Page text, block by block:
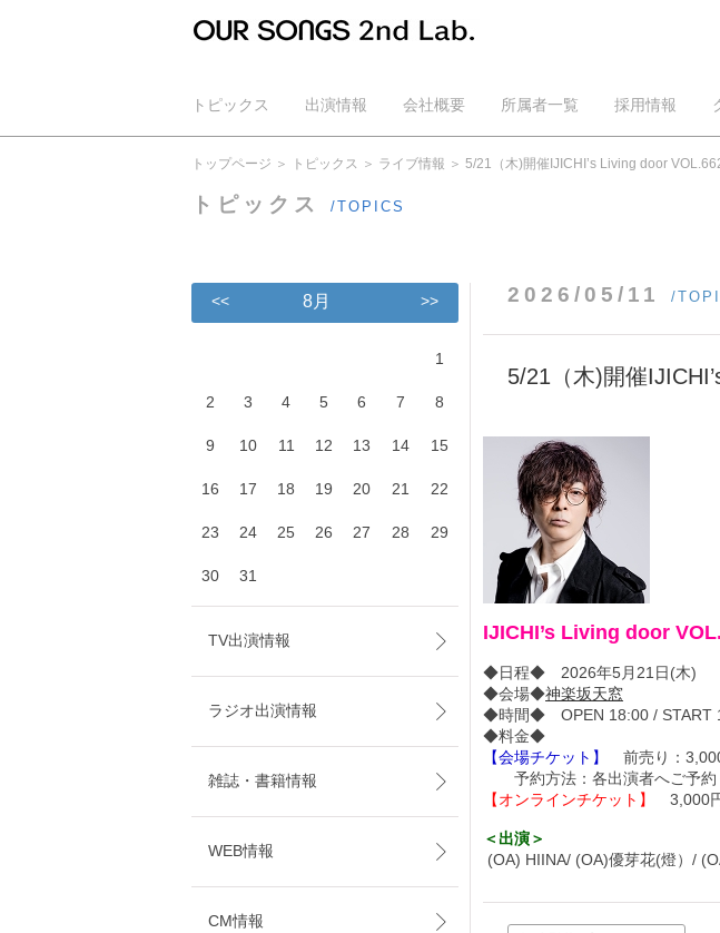
トピックス 出演情報 会社概要 所属者一覧 採用情報
公式YouTube
トップページ トピックス ライブ情報 5/21（木)開催IJICHI’s Living door
トピックス /TOPICS
2026/05/11 /
5/21（木)開催
IJICHI’s Living door
◆日程◆ 2026年5月21日(木)
◆会場◆神楽坂天窓
◆時間◆ OPEN 18:00 / START
◆料金◆
【会場チケット】
前売り：
予約方法：各出演者へご予約
【オンラインチケット】
3,000
＜出演＞
(OA) HIINA/ (OA)優芽花(燈）/
<< 8月 >>
1
2 3 4 5 6 7 8
9 10 11 12 13 14 15
16 17 18 19 20 21 22
23 24 25 26 27 28 29
30 31
TV出演情報
ラジオ出演情報
雑誌・書籍情報
WEB情報
CM情報